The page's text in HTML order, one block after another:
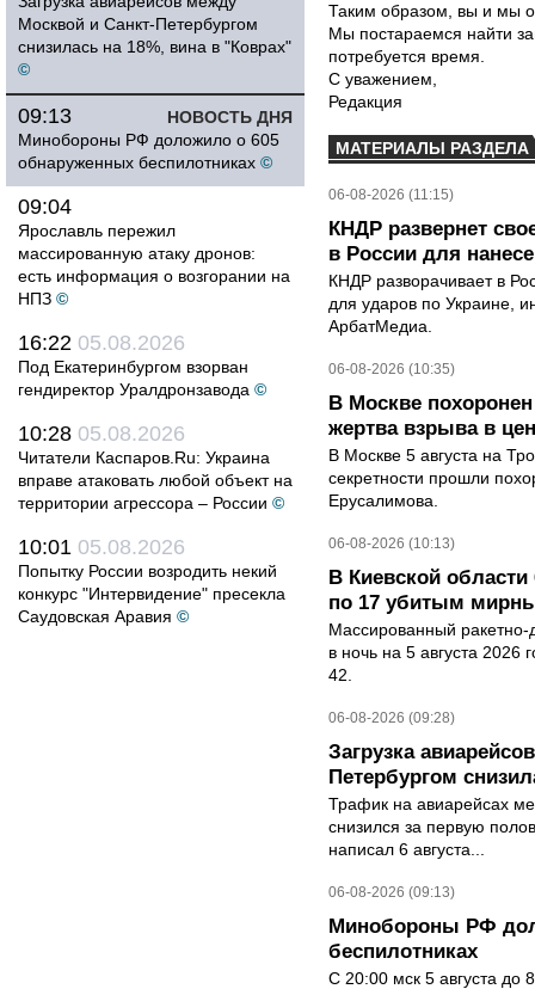
Москвой и Санкт-Петербургом
снизилась на 18%, вина в "Коврах"
©
НОВОСТЬ ДНЯ
09:13
Минобороны РФ доложило о 605
обнаруженных беспилотниках ©
09:04
Ярославль пережил
массированную атаку дронов:
есть информация о возгорании на
НПЗ ©
16:22 05.08.2026
Под Екатеринбургом взорван
гендиректор Уралдронзавода ©
10:28 05.08.2026
Читатели Каспаров.Ru: Украина
вправе атаковать любой объект на
территории агрессора – России ©
10:01 05.08.2026
Попытку России возродить некий
конкурс "Интервидение" пресекла
Саудовская Аравия ©
Таким образом, вы и мы
Мы постараемся найти
потребуется время.
С уважением,
Редакция
МАТЕРИАЛЫ РАЗДЕЛА
06-08-2026 (11:15)
КНДР развернет
в России для
КНДР разворачивает в
для ударов по Украине,
АрбатМедиа.
06-08-2026 (10:35)
В Москве
жертва взрыва в
В Москве 5 августа на
секретности прошли
Ерусалимова.
06-08-2026 (10:13)
В Киевской
по 17 убитым
Массированный ракетно-
в ночь на 5 августа 2026
42.
06-08-2026 (09:28)
Загрузка
Петербургом
Трафик на авиарейсах
снизился за первую
написал 6 августа...
06-08-2026 (09:13)
Минобороны РФ
беспилотниках
С 20:00 мск 5 августа до